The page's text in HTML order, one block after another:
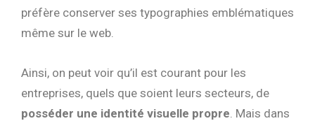
préfère conserver ses typographies emblématiques
même sur le web.
Ainsi, on peut voir qu’il est courant pour les
entreprises, quels que soient leurs secteurs, de
posséder une identité visuelle propre . Mais dans